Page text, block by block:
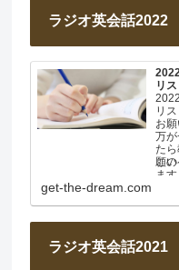
ラジオ英会話2022
リス
リス
お
万
た
願
こ
ます
get-the-dream.com
ラジオ英会話2021